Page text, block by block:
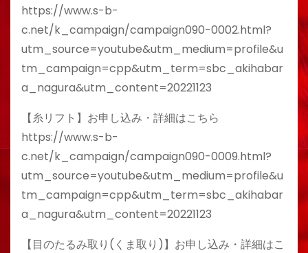
https://www.s-b-
c.net/k_campaign/campaign090-0002.html?
utm_source=youtube&utm_medium=profile&u
tm_campaign=cpp&utm_term=sbc_akihabar
a_nagura&utm_content=20221123
【糸リフト】お申し込み・詳細はこちら
https://www.s-b-
c.net/k_campaign/campaign090-0009.html?
utm_source=youtube&utm_medium=profile&u
tm_campaign=cpp&utm_term=sbc_akihabar
a_nagura&utm_content=20221123
【目のたるみ取り(くま取り)】お申し込み・詳細はこ